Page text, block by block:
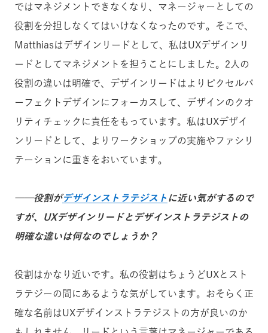
ではマネジメントできなくなり、マネージャーとしての
役割を分担しなくてはいけなくなったのです。そこで、
Matthiasはデザインリードとして、私はUXデザインリ
ードとしてマネジメントを担うことにしました。2人の
役割の違いは明確で、デザインリードはよりピクセルパ
ーフェクトデザインにフォーカスして、デザインのクオ
リティチェックに責任をもっています。私はUXデザイ
ンリードとして、よりワークショップの実施やファシリ
テーションに重きをおいています。
──役割がデザインストラテジスト に近い気がするので
すが、UXデザインリードとデザインストラテジストの
明確な違いは何なのでしょうか？
役割はかなり近いです。私の役割はちょうどUXとスト
ラテジーの間にあるような気がしています。おそらく正
確な名前はUXデザインストラテジストの方が良いのか